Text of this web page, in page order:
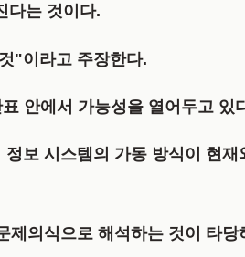
다는 것이다.
"이라고 주장한다.
안에서 가능성을 열어두고 있
보 시스템의 가동 방식이 현재
제의식으로 해석하는 것이 타당